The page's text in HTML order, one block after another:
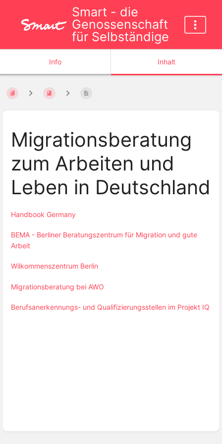
Smart - die
Genossenschaft
für Selbständige
Info Inhalt
Migrationsberatung
zum Arbeiten und
Leben in Deutschland
Handbook Germany
BEMA - Berliner Beratungszentrum für Migration und gute
Arbeit
Wilkommenszentrum Berlin
Migrationsberatung bei AWO
Berufsanerkennungs- und Qualifizierungsstellen im Projekt IQ